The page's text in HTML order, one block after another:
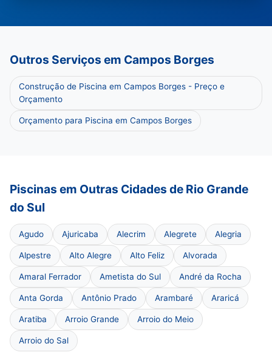
Outros Serviços em Campos Borges
Construção de Piscina em Campos Borges - Preço e
Orçamento
Orçamento para Piscina em Campos Borges
Piscinas em Outras Cidades de Rio Grande
do Sul
Agudo Ajuricaba Alecrim Alegrete Alegria
Alpestre Alto Alegre Alto Feliz Alvorada
Amaral Ferrador Ametista do Sul André da Rocha
Anta Gorda Antônio Prado Arambaré Araricá
Aratiba Arroio Grande Arroio do Meio
Arroio do Sal